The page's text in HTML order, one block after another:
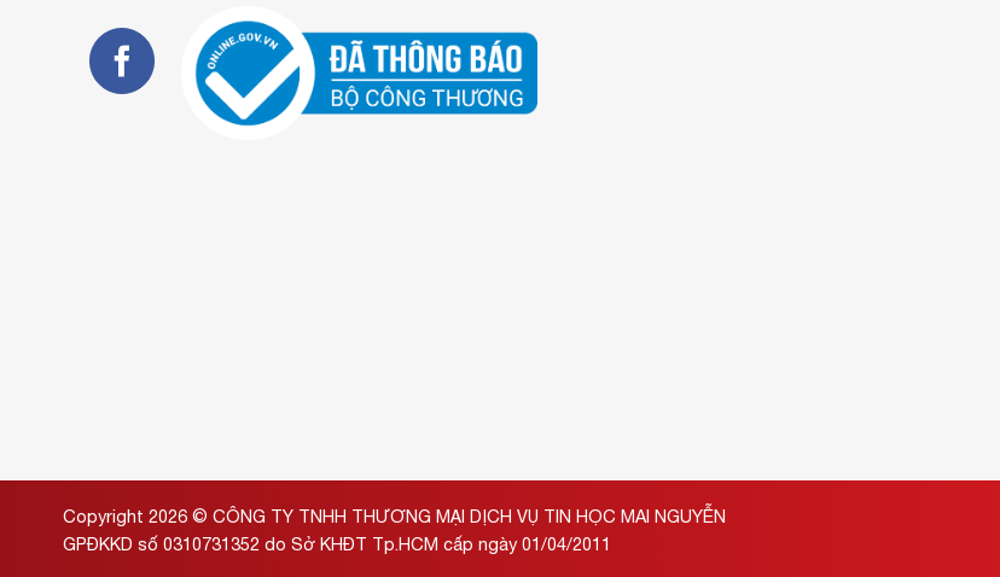
Copyright 2026 © CÔNG TY TNHH THƯƠNG MẠI DỊCH VỤ TIN HỌC MAI NGUYỄN
GPĐKKD số 0310731352 do Sở KHĐT Tp.HCM cấp ngày 01/04/2011